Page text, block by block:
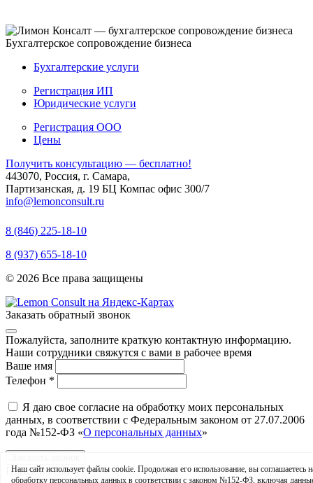
Бухгалтерское сопровождение бизнеса
Бухгалтерские услуги
Регистрация ИП
Юридические услуги
Регистрация ООО
Цены
Получить консультацию — бесплатно!
443070, Россия, г. Самара,
Партизанская, д. 19 БЦ Компас офис 300/7
info@lemonconsult.ru
8 (846) 225-18-10
8 (937) 655-18-10
© 2026 Все права защищены
Заказать обратный звонок
Пожалуйста, заполните краткую контактную информацию.
Наши сотрудники свяжутся с вами в рабочее время
Ваше имя
Телефон *
Я даю свое согласие на обработку моих персональных
данных, в соответствии с Федеральным законом от 27.07.2006
года №152-ФЗ «О персональных данных»
Поиск по сайту
Наш сайт использует файлы cookie. Продолжая его использование, вы соглашаетесь
обработку персональных данных в соответствии с законом №152-ФЗ, включая